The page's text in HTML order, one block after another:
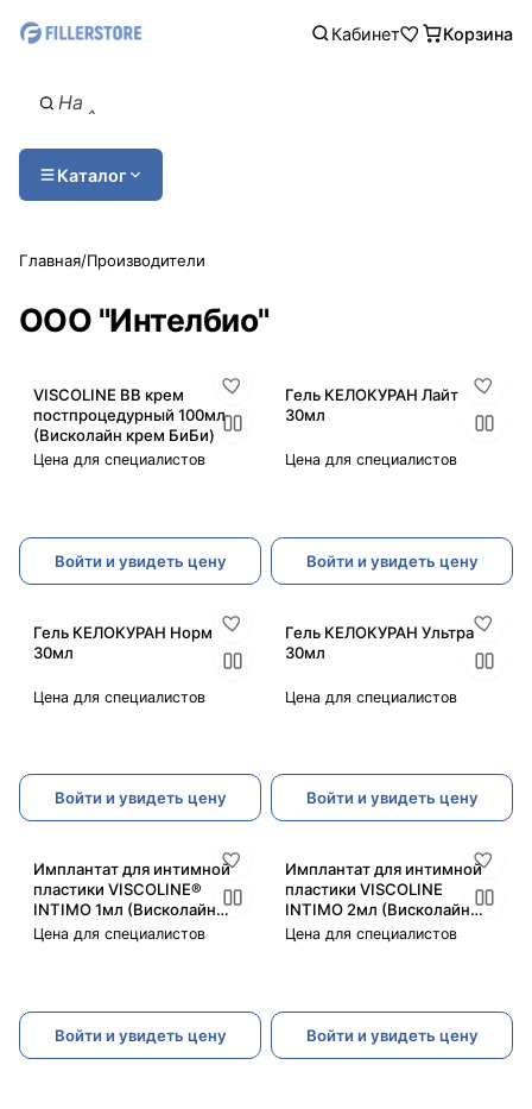
Кабинет Корзина
Каталог
Главная/Производители
ООО "Интелбио"
VISCOLINE BB крем
постпроцедурный 100мл
(Висколайн крем БиБи)
Цена для специалистов
Войти и увидеть цену
Гель КЕЛОКУРАН Лайт
30мл
Цена для специалистов
Войти и увидеть цену
Гель КЕЛОКУРАН Норм
30мл
Цена для специалистов
Войти и увидеть цену
Гель КЕЛОКУРАН Ультра
30мл
Цена для специалистов
Войти и увидеть цену
Имплантат для интимной
пластики VISCOLINE®
INTIMO 1мл (Висколайн
Интимо)
Цена для специалистов
Войти и увидеть цену
Имплантат для интимной
пластики VISCOLINE
INTIMO 2мл (Висколайн
Интимо)
Цена для специалистов
Войти и увидеть цену